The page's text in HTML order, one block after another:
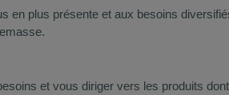
en plus présente et aux besoins
et vous diriger vers les produits